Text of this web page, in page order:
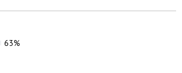
63%